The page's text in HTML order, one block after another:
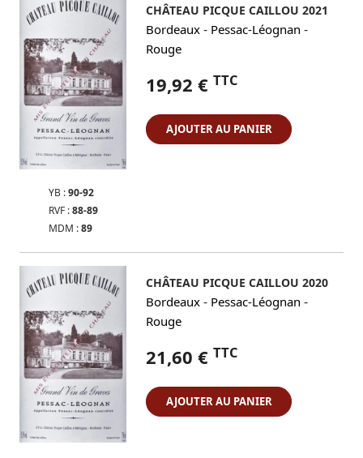
YB :90-92
RVF :88-89
MDM :89
CHÂTEAU PICQUE CAILLOU 2021
Bordeaux - Pessac-Léognan -
Rouge
19,92 € TTC
AJOUTER AU PANIER
CHÂTEAU PICQUE CAILLOU 2020
Bordeaux - Pessac-Léognan -
Rouge
21,60 € TTC
AJOUTER AU PANIER